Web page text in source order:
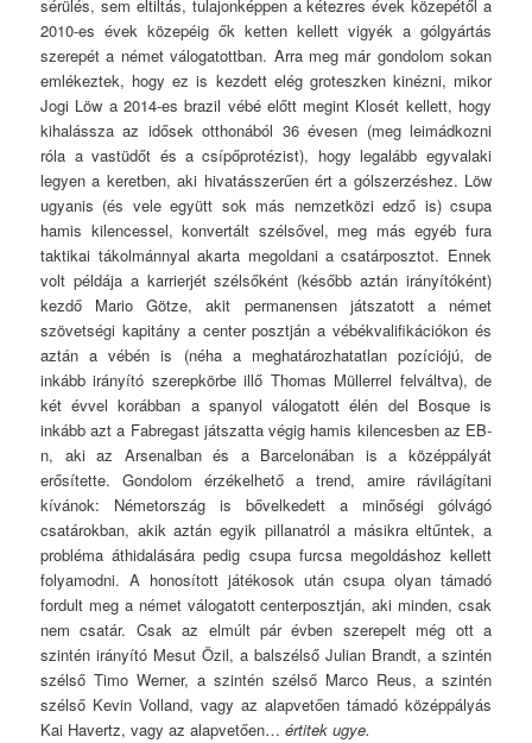
sérülés, sem eltiltás, tulajonképpen a kétezres évek közepétől a
2010-es évek közepéig ők ketten kellett vigyék a gólgyártás
szerepét a német válogatottban. Arra meg már gondolom sokan
emlékeztek, hogy ez is kezdett elég groteszken kinézni, mikor
Jogi Löw a 2014-es brazil vébé előtt megint Klosét kellett, hogy
kihalássza az idősek otthonából 36 évesen (meg leimádkozni
róla a vastüdőt és a csípőprotézist), hogy legalább egyvalaki
legyen a keretben, aki hivatásszerűen ért a gólszerzéshez. Löw
ugyanis (és vele együtt sok más nemzetközi edző is) csupa
hamis kilencessel, konvertált szélsővel, meg más egyéb fura
taktikai tákolmánnyal akarta megoldani a csatárposztot. Ennek
volt példája a karrierjét szélsőként (később aztán irányítóként)
kezdő Mario Götze, akit permanensen játszatott a német
szövetségi kapitány a center posztján a vébékvalifikációkon és
aztán a vébén is (néha a meghatározhatatlan pozíciójú, de
inkább irányító szerepkörbe illő Thomas Müllerrel felváltva), de
két évvel korábban a spanyol válogatott élén del Bosque is
inkább azt a Fabregast játszatta végig hamis kilencesben az EB-
n, aki az Arsenalban és a Barcelonában is a középpályát
erősítette. Gondolom érzékelhető a trend, amire rávilágítani
kívánok: Németország is bővelkedett a minőségi gólvágó
csatárokban, akik aztán egyik pillanatról a másikra eltűntek, a
probléma áthidalására pedig csupa furcsa megoldáshoz kellett
folyamodni. A honosított játékosok után csupa olyan támadó
fordult meg a német válogatott centerposztján, aki minden, csak
nem csatár. Csak az elmúlt pár évben szerepelt még ott a
szintén irányító Mesut Özil, a balszélső Julian Brandt, a szintén
szélső Timo Werner, a szintén szélső Marco Reus, a szintén
szélső Kevin Volland, vagy az alapvetően támadó középpályás
Kai Havertz, vagy az alapvetően…értitek ugye.